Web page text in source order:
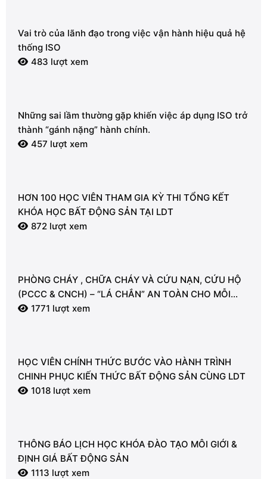
Vai trò của lãnh đạo trong việc vận hành hiệu quả hệ
thống ISO
483 lượt xem
Những sai lầm thường gặp khiến việc áp dụng ISO trở
thành “gánh nặng” hành chính.
457 lượt xem
HƠN 100 HỌC VIÊN THAM GIA KỲ THI TỔNG KẾT
KHÓA HỌC BẤT ĐỘNG SẢN TẠI LDT
872 lượt xem
PHÒNG CHÁY , CHỮA CHÁY VÀ CỨU NẠN, CỨU HỘ
(PCCC & CNCH) – “LÁ CHẮN” AN TOÀN CHO MỖI
NGƯỜI
1771 lượt xem
HỌC VIÊN CHÍNH THỨC BƯỚC VÀO HÀNH TRÌNH
CHINH PHỤC KIẾN THỨC BẤT ĐỘNG SẢN CÙNG LDT
1018 lượt xem
THÔNG BÁO LỊCH HỌC KHÓA ĐÀO TẠO MÔI GIỚI &
ĐỊNH GIÁ BẤT ĐỘNG SẢN
1113 lượt xem